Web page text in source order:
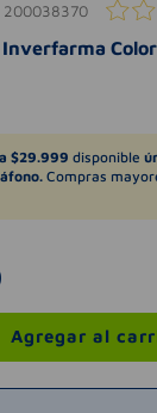
200038370
$29.999 disponible
Compras
Agregar al